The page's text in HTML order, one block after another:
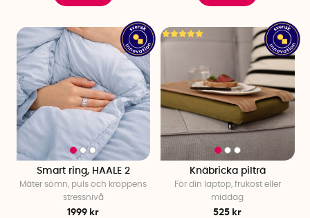
Smart ring, HAALE 2
Mäter sömn, puls och kroppens
stressnivå
1999 kr
Knäbricka pilträ
För din laptop, frukost eller
middag
525 kr